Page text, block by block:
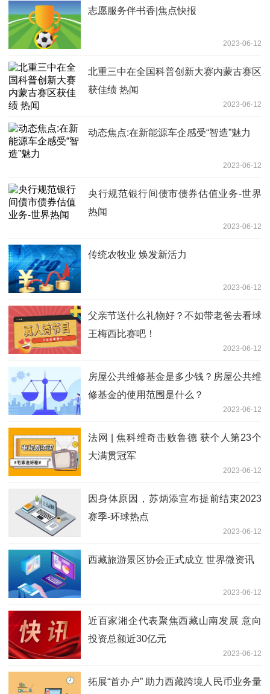
志愿服务伴书香|焦点快报
2023-06-12
北重三中在全国科普创新大赛内蒙古赛区
获佳绩 热闻
2023-06-12
动态焦点:在新能源车企感受“智造”魅力
2023-06-12
央行规范银行间债市债券估值业务-世界
热闻
2023-06-12
传统农牧业 焕发新活力
2023-06-12
父亲节送什么礼物好？不如带老爸去看球
王梅西比赛吧！
2023-06-12
房屋公共维修基金是多少钱？房屋公共维
修基金的使用范围是什么？
2023-06-12
法网 | 焦科维奇击败鲁德 获个人第23个
大满贯冠军
2023-06-12
因身体原因，苏炳添宣布提前结束2023
赛季-环球热点
2023-06-12
西藏旅游景区协会正式成立 世界微资讯
2023-06-12
近百家湘企代表聚焦西藏山南发展 意向
投资总额近30亿元
2023-06-12
拓展“首办户” 助力西藏跨境人民币业务量